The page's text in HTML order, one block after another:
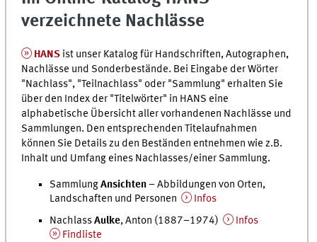
verzeichnete Nachlässe
HANS ist unser Katalog für Handschriften, Autographen,
Nachlässe und Sonderbestände. Bei Eingabe der Wörter
"Nachlass", "Teilnachlass" oder "Sammlung" erhalten Sie
über den Index der "Titelwörter" in HANS eine
alphabetische Übersicht aller vorhandenen Nachlässe und
Sammlungen. Den entsprechenden Titelaufnahmen
können Sie Details zu den Beständen entnehmen wie z.B.
Inhalt und Umfang eines Nachlasses/einer Sammlung.
SammlungAnsichten– Abbildungen von Orten,
Landschaften und Personen
Infos
NachlassAulke, Anton (1887–1974)
Infos
Findliste